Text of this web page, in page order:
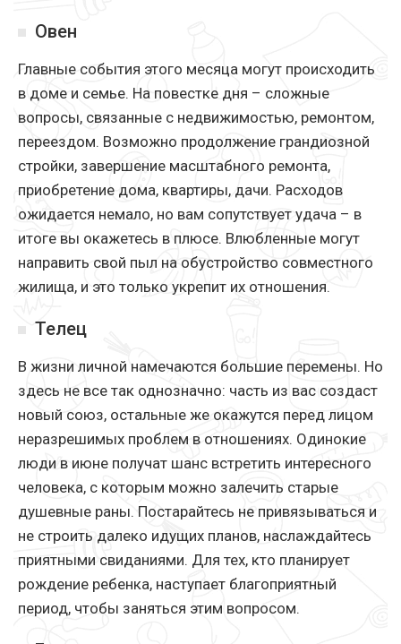
Овен
Главные события этого месяца могут происходить
в доме и семье. На повестке дня – сложные
вопросы, связанные с недвижимостью, ремонтом,
переездом. Возможно продолжение грандиозной
стройки, завершение масштабного ремонта,
приобретение дома, квартиры, дачи. Расходов
ожидается немало, но вам сопутствует удача – в
итоге вы окажетесь в плюсе. Влюбленные могут
направить свой пыл на обустройство совместного
жилища, и это только укрепит их отношения.
Телец
В жизни личной намечаются большие перемены. Но
здесь не все так однозначно: часть из вас создаст
новый союз, остальные же окажутся перед лицом
неразрешимых проблем в отношениях. Одинокие
люди в июне получат шанс встретить интересного
человека, с которым можно залечить старые
душевные раны. Постарайтесь не привязываться и
не строить далеко идущих планов, наслаждайтесь
приятными свиданиями. Для тех, кто планирует
рождение ребенка, наступает благоприятный
период, чтобы заняться этим вопросом.